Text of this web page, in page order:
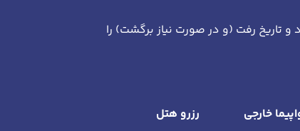
و تاریخ رفت (و در صورت نیاز برگشت) را
خارجی
رزرو هتل